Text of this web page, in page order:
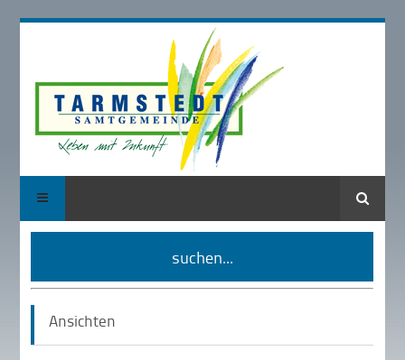
Suche
suchen...
Ansichten